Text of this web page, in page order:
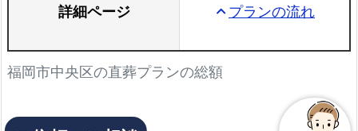
福岡市中央区の直葬プランの総額
詳細ページ keyboard_arrow_upプランの流れ